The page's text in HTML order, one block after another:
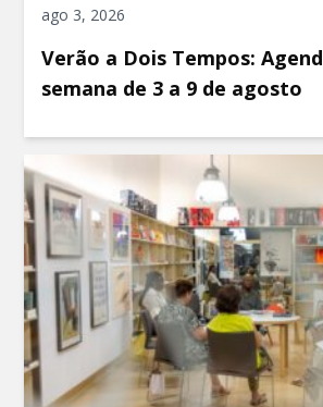
ago 3, 2026
Verão a Dois Tempos:
semana de 3 a 9 de agosto